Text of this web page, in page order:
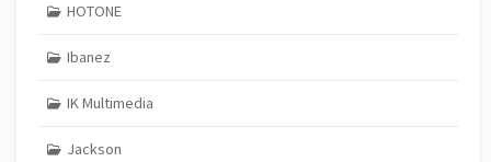
HOTONE
Ibanez
IK Multimedia
Jackson